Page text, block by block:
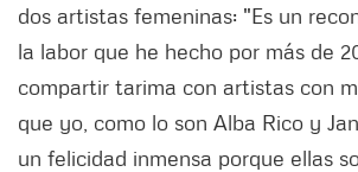
dos artistas femeninas: "Es un
la labor que he hecho por más de
compartir tarima con artistas con
que yo, como lo son Alba Rico y
un felicidad inmensa porque ellas